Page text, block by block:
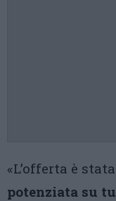
«L’offerta è
potenziata su